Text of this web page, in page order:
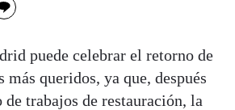
puede celebrar el retorno de
más queridos, ya que, después
de trabajos de restauración, la